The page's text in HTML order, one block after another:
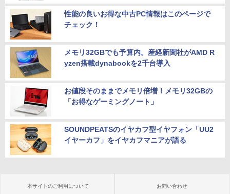
性能の良いお得な中古PC情報はこのページで
チェック！
メモリ32GBでも予算内。産経新聞社がAMD R
yzen搭載dynabookを2千台導入
お値段そのままでメモリ倍増！メモリ32GBの
「お得なゲーミングノート」
SOUNDPEATSのイヤカフ型イヤフォン「UU2
イヤーカフ」をイヤカフマニアが語る
本サイトのご利用について お問い合わせ